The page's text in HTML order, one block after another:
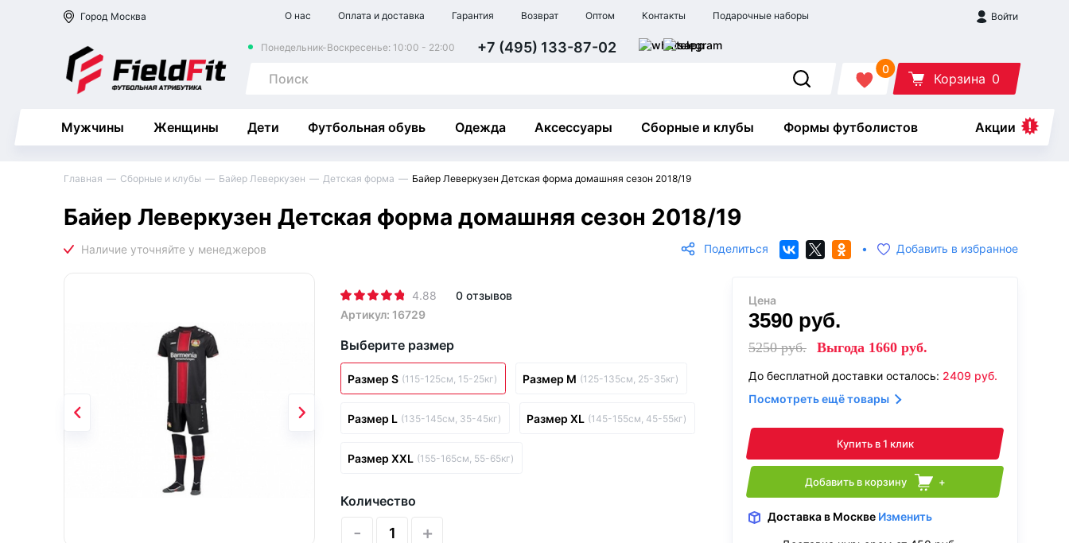
Город Москва О нас Оплата и доставка Гарантия Возврат Оптом Контакты Подарочные наборы Войти
Понедельник-Воскресенье: 10:00 - 22:00 +7 (495) 133-87-02
0
Корзина 0
Мужчины Женщины Дети Футбольная обувь Одежда Аксессуары Сборные и клубы Формы футболистов Акции
Главная Сборные и клубы Байер Леверкузен Детская форма Байер Леверкузен Детская форма домашняя сезон 2018/19
Байер Леверкузен Детская форма домашняя сезон 2018/19
Поделиться • Добавить в избранное
4.88
0 отзывов
Артикул: 16729
Выберите размер
Размер S (115-125см, 15-25кг) Размер M (125-135см, 25-35кг)
Размер L (135-145см, 35-45кг) Размер XL (145-155см, 45-55кг)
Размер XXL (155-165см, 55-65кг)
Количество
- +
Цена
3590 руб.
5250руб. Выгода 1660 руб.
До бесплатной доставки осталось: 2409 руб.
Посмотреть ещё товары
Купить в 1 клик
Добавить в корзину +
Доставка в Москве Изменить